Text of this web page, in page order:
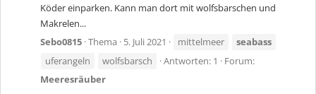
Köder einparken. Kann man dort mit wolfsbarschen und
Makrelen...
Sebo0815 Thema 5. Juli 2021 mittelmeer
seabass
uferangeln
wolfsbarsch Antworten: 1
Forum:
Meeresräuber